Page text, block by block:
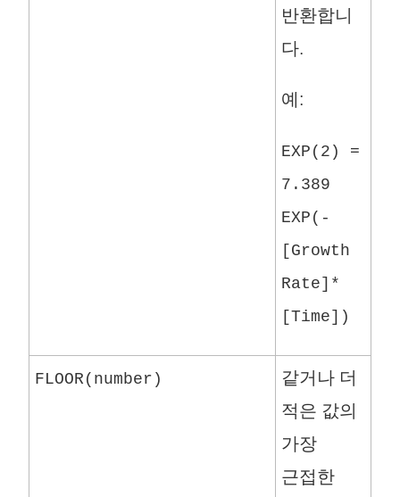
반환합니
다.
예:
EXP(2) =
7.389
EXP(-
[Growth
Rate]*
[Time])
FLOOR(number)
같거나 더
적은 값의
가장
근접한